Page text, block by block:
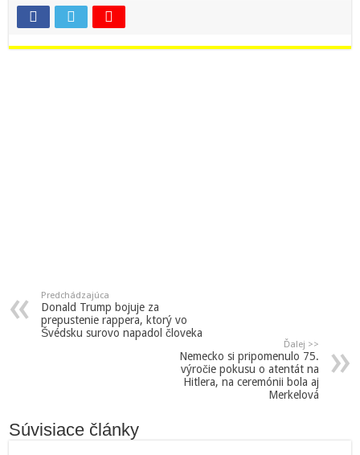
Predchádzajúca
Donald Trump bojuje za
prepustenie rappera, ktorý vo
Švédsku surovo napadol človeka
Ďalej >>
Nemecko si pripomenulo 75.
výročie pokusu o atentát na
Hitlera, na ceremónii bola aj
Merkelová
Súvisiace články